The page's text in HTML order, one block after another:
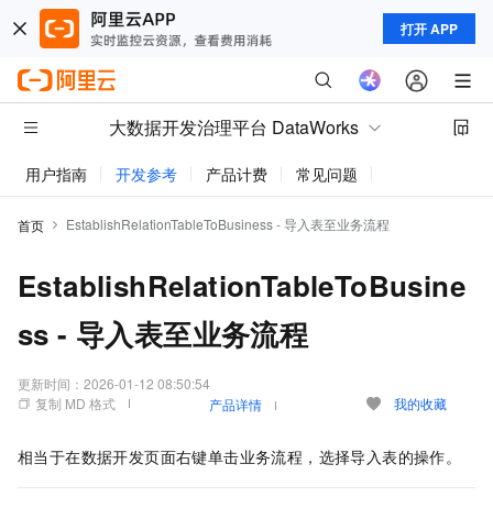
打开 APP
大数据开发治理平台 DataWorks
用户指南 开发参考 产品计费 常见问题
首页 EstablishRelationTableToBusiness - 导入表至业务流程
EstablishRelationTableToBusine
ss - 导入表至业务流程
更新时间： 2026-01-12 08:50:54
复制 MD 格式
产品详情 我的收藏
相当于在数据开发页面右键单击业务流程，选择导入表的操作。